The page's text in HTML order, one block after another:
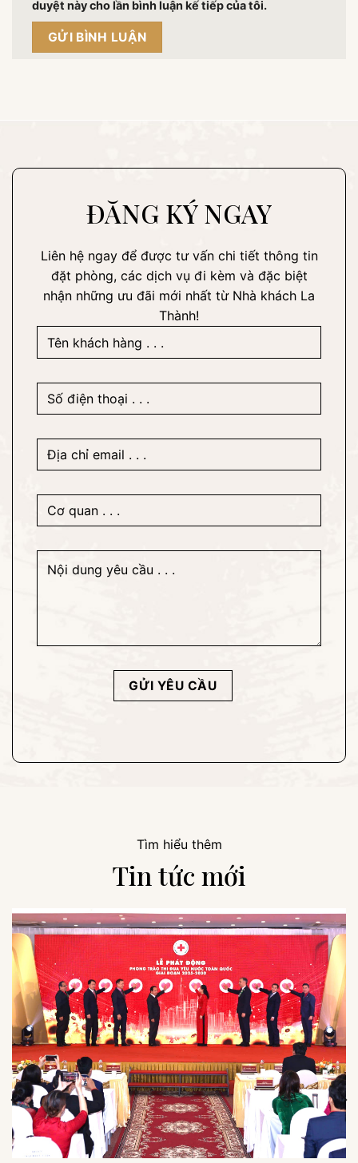
duyệt này cho lần bình luận kế tiếp của tôi.
ĐĂNG KÝ NGAY
Liên hệ ngay để được tư vấn chi tiết thông tin
đặt phòng, các dịch vụ đi kèm và đặc biệt
nhận những ưu đãi mới nhất từ Nhà khách La
Thành!
Tìm hiểu thêm
Tin tức mới